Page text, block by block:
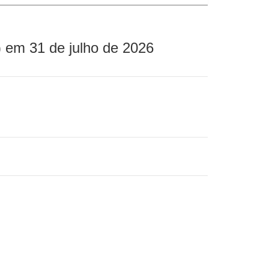
31 de julho de 2026